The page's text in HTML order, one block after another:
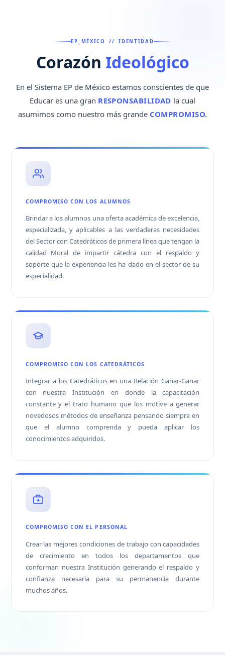
EP_MÉXICO // IDENTIDAD
Corazón Ideológico
En el Sistema EP de México estamos conscientes de que
Educar es una gran RESPONSABILIDAD la cual
asumimos como nuestro más grande COMPROMISO.
COMPROMISO CON LOS ALUMNOS
Brindar a los alumnos una oferta académica de excelencia,
especializada, y aplicables a las verdaderas necesidades
del Sector con Catedráticos de primera línea que tengan la
calidad Moral de impartir cátedra con el respaldo y
soporte que la experiencia les ha dado en el sector de su
especialidad.
COMPROMISO CON LOS CATEDRÁTICOS
Integrar a los Catedráticos en una Relación Ganar-Ganar
con nuestra Institución en donde la capacitación
constante y el trato humano que los motive a generar
novedosos métodos de enseñanza pensando siempre en
que el alumno comprenda y pueda aplicar los
conocimientos adquiridos.
COMPROMISO CON EL PERSONAL
Crear las mejores condiciones de trabajo con capacidades
de crecimiento en todos los departamentos que
conforman nuestra Institución generando el respaldo y
confianza necesaria para su permanencia durante
muchos años.